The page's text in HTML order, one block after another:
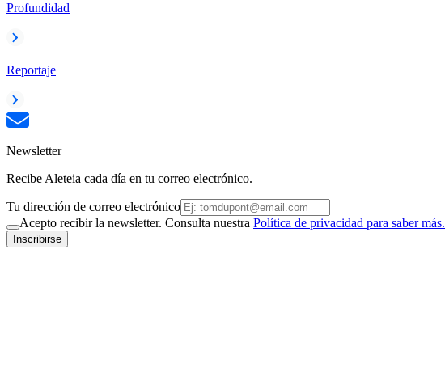
Profundidad
Reportaje
Newsletter
Recibe Aleteia cada día en tu correo electrónico.
Tu dirección de correo electrónico
Acepto recibir la newsletter. Consulta nuestra Política de privacidad para saber más.
Inscribirse